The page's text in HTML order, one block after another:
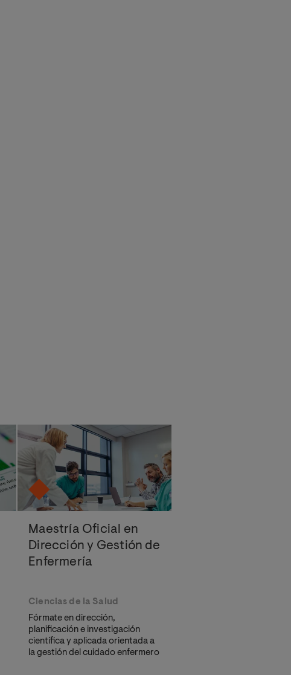
Maestría Oficial en
Dirección y Gestión de
Enfermería
Ciencias de la Salud
Fórmate en dirección,
planificación e investigación
científica y aplicada orientada a
la gestión del cuidado enfermero